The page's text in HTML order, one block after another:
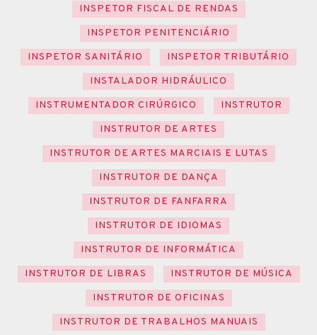
INSPETOR FISCAL DE RENDAS
INSPETOR PENITENCIÁRIO
INSPETOR SANITÁRIO
INSPETOR TRIBUTÁRIO
INSTALADOR HIDRÁULICO
INSTRUMENTADOR CIRÚRGICO
INSTRUTOR
INSTRUTOR DE ARTES
INSTRUTOR DE ARTES MARCIAIS E LUTAS
INSTRUTOR DE DANÇA
INSTRUTOR DE FANFARRA
INSTRUTOR DE IDIOMAS
INSTRUTOR DE INFORMÁTICA
INSTRUTOR DE LIBRAS
INSTRUTOR DE MÚSICA
INSTRUTOR DE OFICINAS
INSTRUTOR DE TRABALHOS MANUAIS